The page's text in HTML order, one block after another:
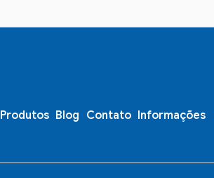
Produtos Blog Contato Informações